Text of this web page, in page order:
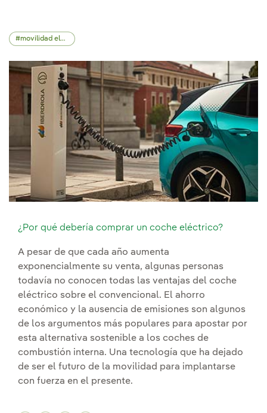
movilidad eléctrica
¿Por qué debería comprar un coche eléctrico?
A pesar de que cada año aumenta
exponencialmente su venta, algunas personas
todavía no conocen todas las ventajas del coche
eléctrico sobre el convencional. El ahorro
económico y la ausencia de emisiones son algunos
de los argumentos más populares para apostar por
esta alternativa sostenible a los coches de
combustión interna. Una tecnología que ha dejado
de ser el futuro de la movilidad para implantarse
con fuerza en el presente.